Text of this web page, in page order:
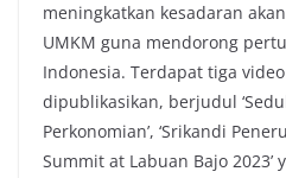
meningkatkan kesadaran
UMKM guna mendorong
Indonesia. Terdapat tiga video
dipublikasikan, berjudul
Perkonomian’, ‘Srikandi
Summit at Labuan Bajo 2023’